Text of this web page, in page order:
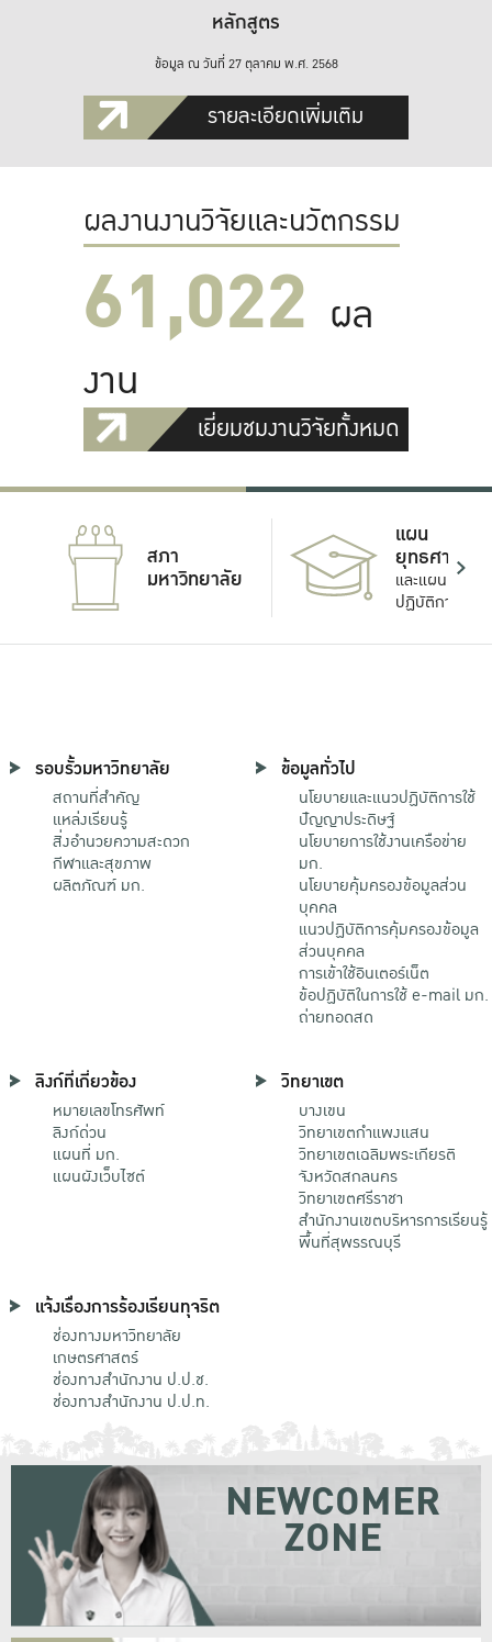
หลักสูตร
ข้อมูล ณ วันที่ 27 ตุลาคม พ.ศ. 2568
รายละเอียดเพิ่มเติม
ผลงานงานวิจัยและนวัตกรรม
61,022 ผล
งาน
เยี่ยมชมงานวิจัยทั้งหมด
สภา
มหาวิทยาลัย
แผน
ยุทธศาสตร์
และแผน
ปฏิบัติการ
รอบรั้วมหาวิทยาลัย
สถานที่สำคัญ
แหล่งเรียนรู้
สิ่งอำนวยความสะดวก
กีฬาและสุขภาพ
ผลิตภัณฑ์ มก.
ข้อมูลทั่วไป
นโยบายและแนวปฏิบัติการใช้
ปัญญาประดิษฐ์
นโยบายการใช้งานเครือข่าย
มก.
นโยบายคุ้มครองข้อมูลส่วน
บุคคล
แนวปฏิบัติการคุ้มครองข้อมูล
ส่วนบุคคล
การเข้าใช้อินเตอร์เน็ต
ข้อปฏิบัติในการใช้ e-mail มก.
ถ่ายทอดสด
ลิงก์ที่เกี่ยวข้อง
หมายเลขโทรศัพท์
ลิงก์ด่วน
แผนที่ มก.
แผนผังเว็บไซต์
วิทยาเขต
บางเขน
วิทยาเขตกําแพงแสน
วิทยาเขตเฉลิมพระเกียรติ
จังหวัดสกลนคร
วิทยาเขตศรีราชา
สำนักงานเขตบริหารการเรียนรู้
พื้นที่สุพรรณบุรี
แจ้งเรื่องการร้องเรียนทุจริต
ช่องทางมหาวิทยาลัย
เกษตรศาสตร์
ช่องทางสำนักงาน ป.ป.ช.
ช่องทางสำนักงาน ป.ป.ท.
NEWCOMER
ZONE